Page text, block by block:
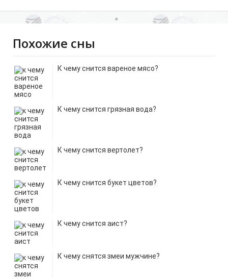
Похожие сны
К чему снится вареное мясо?
К чему снится грязная вода?
К чему снится вертолет?
К чему снится букет цветов?
К чему снится аист?
К чему снятся змеи мужчине?